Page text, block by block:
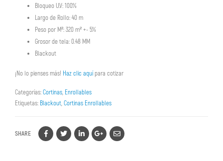
Bloqueo U.V: 100%
Largo de Rollo: 40 m
Peso por M²: 320 m² +- 5%
Grosor de tela: 0.48 MM
Blackout
¡No lo pienses más! Haz clic aquípara cotizar
Categorías:Cortinas, Enrollables
Etiquetas: Blackout,Cortinas Enrollables
SHARE